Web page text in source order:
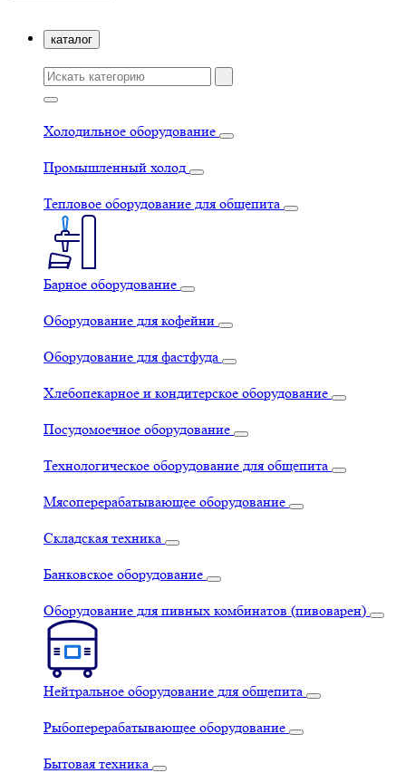
каталог
Холодильное оборудование
Промышленный холод
Тепловое оборудование для общепита
Барное оборудование
Оборудование для кофейни
Оборудование для фастфуда
Хлебопекарное и кондитерское оборудование
Посудомоечное оборудование
Технологическое оборудование для общепита
Мясоперерабатывающее оборудование
Складская техника
Банковское оборудование
Оборудование для пивных комбинатов (пивоварен)
Нейтральное оборудование для общепита
Рыбоперерабатывающее оборудование
Бытовая техника